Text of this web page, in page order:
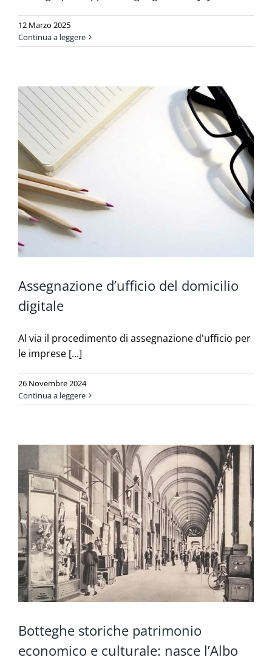
12 Marzo 2025
Continua a leggere
Assegnazione d’ufficio del domicilio
digitale
Al via il procedimento di assegnazione d'ufficio per
le imprese [...]
26 Novembre 2024
Continua a leggere
Botteghe storiche patrimonio
economico e culturale: nasce l’Albo